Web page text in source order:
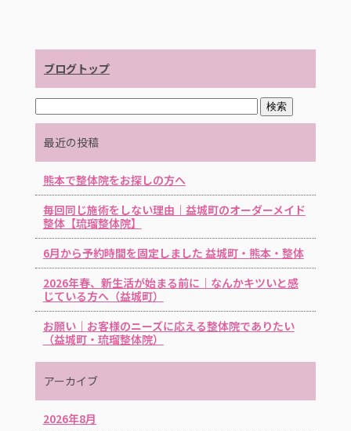
ブログトップ
最近の投稿
熊本で整体院をお探しの方へ
毎回同じ施術をしない理由｜益城町のオーダーメイド
整体【琉瑠整体院】
6月から予約時間を固定しました 益城町・熊本・整体
2026年春、新生活が始まる前に｜なんかキツいと感
じている方へ（益城町）
お願い｜お客様のニーズに応える整体院でありたい
（益城町・琉瑠整体院）
アーカイブ
2026年8月